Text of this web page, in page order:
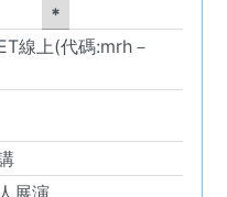
*
線上(代碼:mrh－
展演